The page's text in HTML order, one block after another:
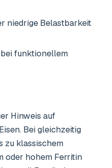
niedrige Belastbarkeit
funktionellem
Hinweis auf
Bei gleichzeitig
zu klassischem
oder hohem Ferritin